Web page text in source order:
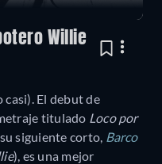
Willie
El debut de
titulado Loco por
siguiente corto, Barco
), es una mejor